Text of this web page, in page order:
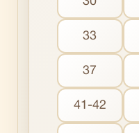
33
37
41-42